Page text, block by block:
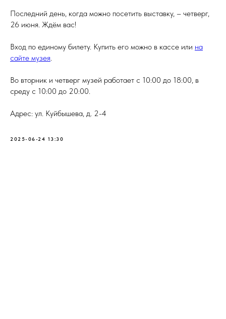
Последний день, когда можно посетить выставку, – четверг,
26 июня. Ждём вас!
Вход по единому билету. Купить его можно в кассе или на
сайте музея
Во вторник и четверг музей работает с 10:00 до 18:00, в
среду с 10:00 до 20:00.
Адрес: ул. Куйбышева, д. 2-4
2025-06-24 13:30